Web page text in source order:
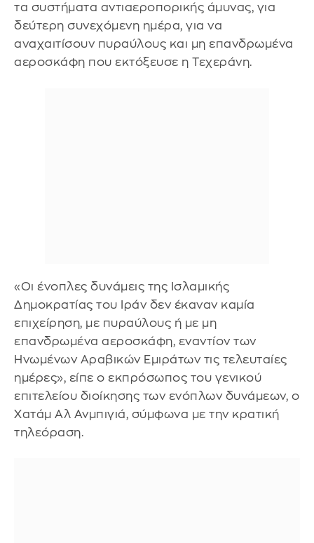
τα συστήματα αντιαεροπορικής άμυνας, για
δεύτερη συνεχόμενη ημέρα, για να
αναχαιτίσουν πυραύλους και μη επανδρωμένα
αεροσκάφη που εκτόξευσε η Τεχεράνη.
«Οι ένοπλες δυνάμεις της Ισλαμικής
Δημοκρατίας του Ιράν δεν έκαναν καμία
επιχείρηση, με πυραύλους ή με μη
επανδρωμένα αεροσκάφη, εναντίον των
Ηνωμένων Αραβικών Εμιράτων τις τελευταίες
ημέρες», είπε ο εκπρόσωπος του γενικού
επιτελείου διοίκησης των ενόπλων δυνάμεων, ο
Χατάμ Αλ Ανμπιγιά, σύμφωνα με την κρατική
τηλεόραση.